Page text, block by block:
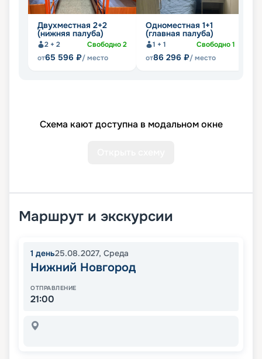
Двухместная 2+2
(нижняя палуба)
2 + 2 Свободно2
от65 596 ₽/ место
Одноместная 1+1
(главная палуба)
1 + 1 Свободно1
от86 296 ₽/ место
Схема кают доступна в модальном окне
Маршрут и экскурсии
1 день25.08.2027, Среда
Нижний Новгород
ОТПРАВЛЕНИЕ
21:00